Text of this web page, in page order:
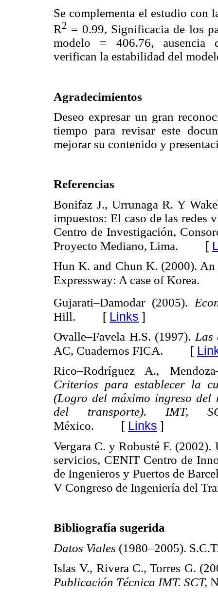
Se complementa el estudio con
R2 = 0.99, Significacia de los
modelo = 406.76, ausencia
verifican la estabilidad del
Agradecimientos
Deseo expresar un gran
tiempo para revisar este
mejorar su contenido y
Referencias
Bonifaz J., Urrunaga R. Y
impuestos: El caso de las redes
Centro de Investigación,
Proyecto Mediano, Lima. [
Hun K. and Chun K. (2000).
Expressway: A case of Korea.
Gujarati–Damodar (2005).
Hill. [ Links ]
Ovalle–Favela H.S. (1997). Las
AC, Cuadernos FICA. [
Rico–Rodríguez A.,
Criterios para establecer la
(Logro del máximo ingreso del
del transporte). IMT,
México. [ Links ]
Vergara C. y Robusté F.
servicios, CENIT Centro de
de Ingenieros y Puertos de
V Congreso de Ingeniería del
Bibliografía sugerida
Datos Viales (1980–2005).
Islas V., Rivera C., Torres G.
Publicación Técnica IMT. SCT,